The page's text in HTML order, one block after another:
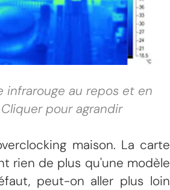
infrarouge au repos et en
pour agrandir
maison. La carte
rien de plus qu'une modèle
peut-on aller plus loin